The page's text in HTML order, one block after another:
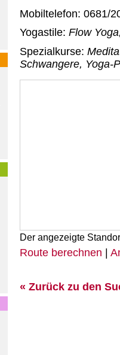
Mobiltelefon: 0681/
Yogastile: Flow
Spezialkurse:
Schwangere, Yoga-
Der angezeigte
Route berechnen |
« Zurück zu den